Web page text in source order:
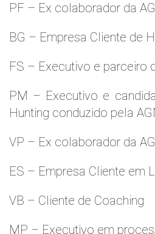
PF – Ex colaborador da
BG – Empresa Cliente de
FS – Executivo e parceiro
PM – Executivo e
Hunting conduzido pela
VP – Ex colaborador da
ES – Empresa Cliente em
VB – Cliente de Coaching
MP – Executivo em